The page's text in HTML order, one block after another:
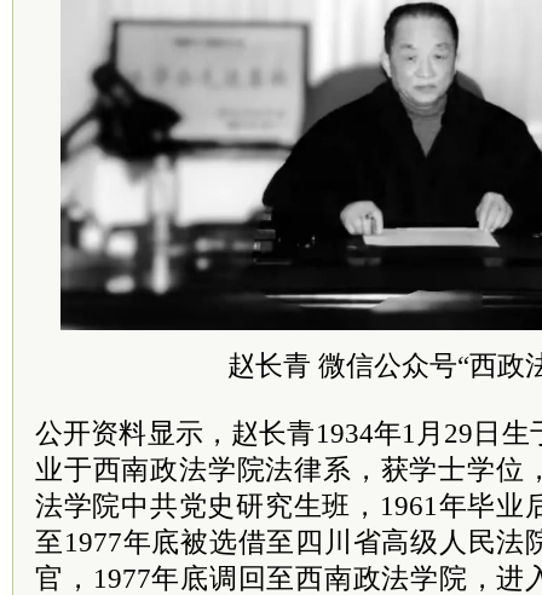
赵长青 微信公众号“西政
公开资料显示，赵长青1934年1月29日生
业于西南政法学院法律系，获学士学位
法学院中共党史研究生班，1961年毕业
至1977年底被选借至四川省高级人民法
官，1977年底调回至西南政法学院，进